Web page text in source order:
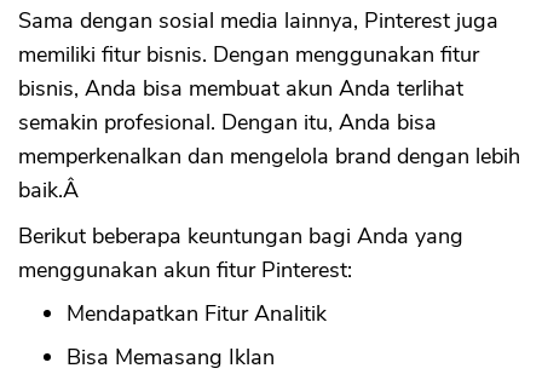
Sama dengan sosial media lainnya, Pinterest juga
memiliki fitur bisnis. Dengan menggunakan fitur
bisnis, Anda bisa membuat akun Anda terlihat
semakin profesional. Dengan itu, Anda bisa
memperkenalkan dan mengelola brand dengan lebih
baik.Â
Berikut beberapa keuntungan bagi Anda yang
menggunakan akun fitur Pinterest:
Mendapatkan Fitur Analitik
Bisa Memasang Iklan